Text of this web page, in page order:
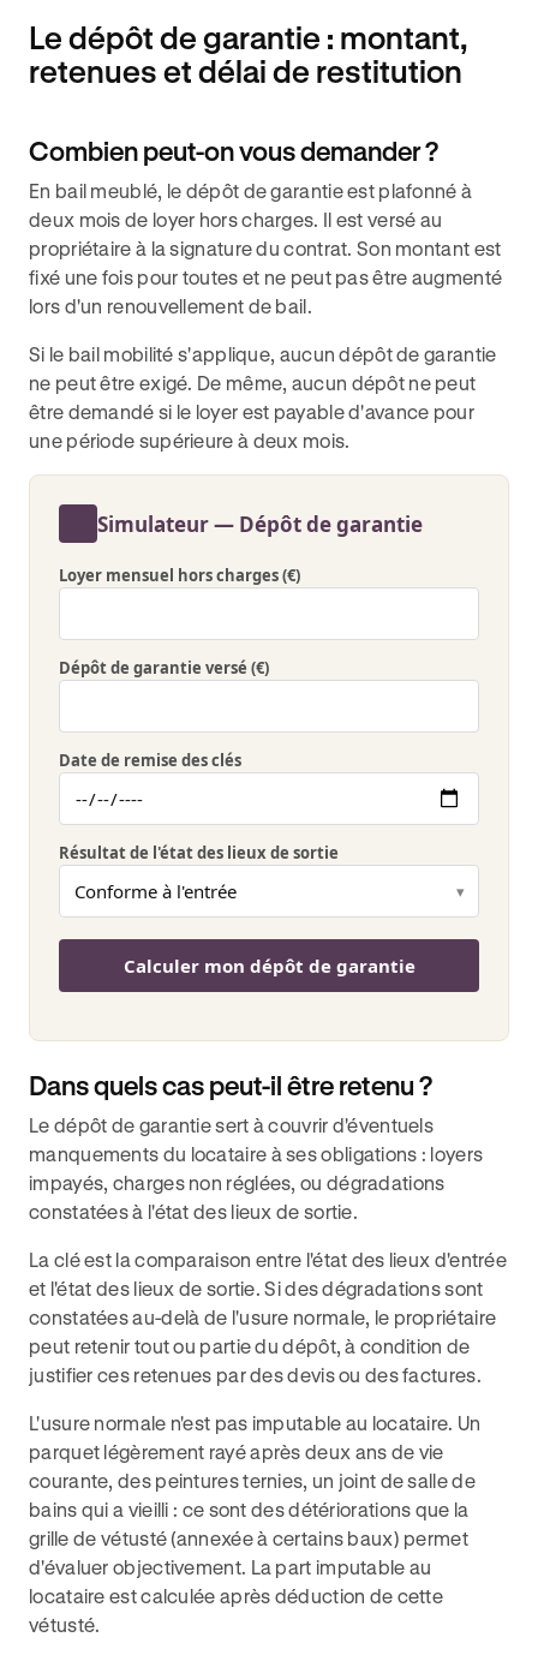
Le dépôt de garantie : montant,
retenues et délai de restitution
Combien peut-on vous demander ?
En bail meublé, le dépôt de garantie est plafonné à
deux mois de loyer hors charges. Il est versé au
propriétaire à la signature du contrat. Son montant est
fixé une fois pour toutes et ne peut pas être augmenté
lors d'un renouvellement de bail.
Si le bail mobilité s'applique, aucun dépôt de garantie
ne peut être exigé. De même, aucun dépôt ne peut
être demandé si le loyer est payable d'avance pour
une période supérieure à deux mois.
Simulateur — Dépôt de garantie
Loyer mensuel hors charges (€)
Dépôt de garantie versé (€)
Date de remise des clés
Résultat de l'état des lieux de sortie
Calculer mon dépôt de garantie
Dans quels cas peut-il être retenu ?
Le dépôt de garantie sert à couvrir d'éventuels
manquements du locataire à ses obligations : loyers
impayés, charges non réglées, ou dégradations
constatées à l'état des lieux de sortie.
La clé est la comparaison entre l'état des lieux d'entrée
et l'état des lieux de sortie. Si des dégradations sont
constatées au-delà de l'usure normale, le propriétaire
peut retenir tout ou partie du dépôt, à condition de
justifier ces retenues par des devis ou des factures.
L'usure normale n'est pas imputable au locataire. Un
parquet légèrement rayé après deux ans de vie
courante, des peintures ternies, un joint de salle de
bains qui a vieilli : ce sont des détériorations que la
grille de vétusté (annexée à certains baux) permet
d'évaluer objectivement. La part imputable au
locataire est calculée après déduction de cette
vétusté.